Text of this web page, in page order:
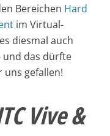
Bereichen Hard
im Virtual-
diesmal auch
und das dürfte
gefallen!
Vive &